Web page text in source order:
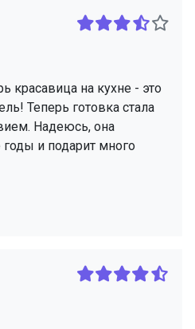
красавица на кухне - это
Теперь готовка стала
Надеюсь, она
и подарит много